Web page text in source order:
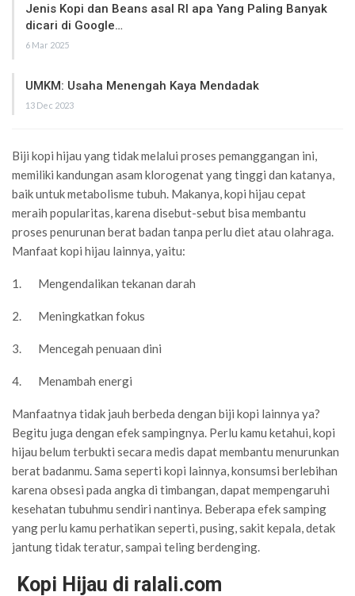
Jenis Kopi dan Beans asal RI apa Yang Paling Banyak
dicari di Google…
6 Mar 2025
UMKM: Usaha Menengah Kaya Mendadak
13 Dec 2023
Biji kopi hijau yang tidak melalui proses pemanggangan ini,
memiliki kandungan asam klorogenat yang tinggi dan katanya,
baik untuk metabolisme tubuh. Makanya, kopi hijau cepat
meraih popularitas, karena disebut-sebut bisa membantu
proses penurunan berat badan tanpa perlu diet atau olahraga.
Manfaat kopi hijau lainnya, yaitu:
1. Mengendalikan tekanan darah
2. Meningkatkan fokus
3. Mencegah penuaan dini
4. Menambah energi
Manfaatnya tidak jauh berbeda dengan biji kopi lainnya ya?
Begitu juga dengan efek sampingnya. Perlu kamu ketahui, kopi
hijau belum terbukti secara medis dapat membantu menurunkan
berat badanmu. Sama seperti kopi lainnya, konsumsi berlebihan
karena obsesi pada angka di timbangan, dapat mempengaruhi
kesehatan tubuhmu sendiri nantinya. Beberapa efek samping
yang perlu kamu perhatikan seperti, pusing, sakit kepala, detak
jantung tidak teratur, sampai teling berdenging.
Kopi Hijau di ralali.com